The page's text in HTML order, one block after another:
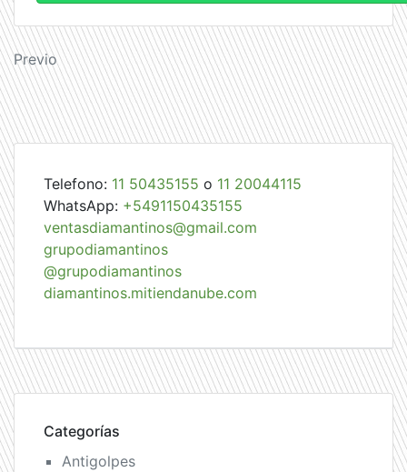
Navegación
de
entradas
Previo
Telefono: 11 50435155 o 11 20044115
WhatsApp: +5491150435155
ventasdiamantinos@gmail.com
grupodiamantinos
@grupodiamantinos
diamantinos.mitiendanube.com
Categorías
Antigolpes